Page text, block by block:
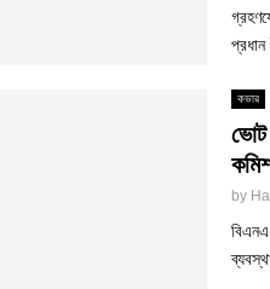
কভার
ভোট
by